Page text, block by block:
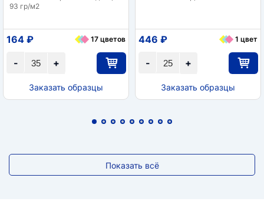
93 гр/м2
+
-
164 ₽ 17 цветов
Заказать образцы
+
-
446 ₽ 1 цвет
Заказать образцы
Показать всё